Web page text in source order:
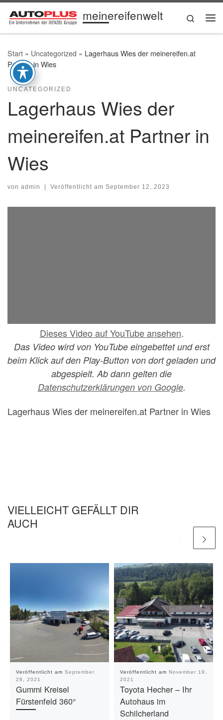
Zum Inhalt springen meinereifenwelt
Search
Start » Uncategorized » Lagerhaus Wies der meinereifen.at
Partner in Wies
UNCATEGORIZED
Lagerhaus Wies der
meinereifen.at Partner in
Wies
von admin | Veröffentlicht am September 12, 2023
Dieses Video auf YouTube ansehen.
Das Video wird von YouTube eingebettet und erst
beim Klick auf den Play-Button von dort geladen und
abgespielt. Ab dann gelten die
Datenschutzerklärungen von Google.
Lagerhaus Wies der meinereifen.at Partner in Wies
VIELLEICHT GEFÄLLT DIR
AUCH
Veröffentlicht am September
28, 2021
Gummi Kreisel
Fürstenfeld 360°
Veröffentlicht am November 19,
2021
Toyota Hecher – Ihr
Autohaus im
Schilcherland